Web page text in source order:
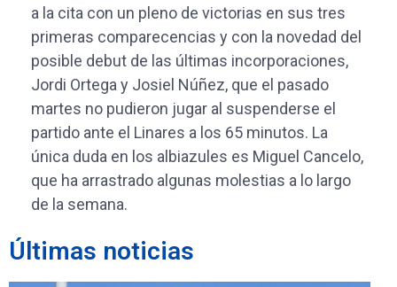
a la cita con un pleno de victorias en sus tres
primeras comparecencias y con la novedad del
posible debut de las últimas incorporaciones,
Jordi Ortega y Josiel Núñez, que el pasado
martes no pudieron jugar al suspenderse el
partido ante el Linares a los 65 minutos. La
única duda en los albiazules es Miguel Cancelo,
que ha arrastrado algunas molestias a lo largo
de la semana.
Últimas noticias